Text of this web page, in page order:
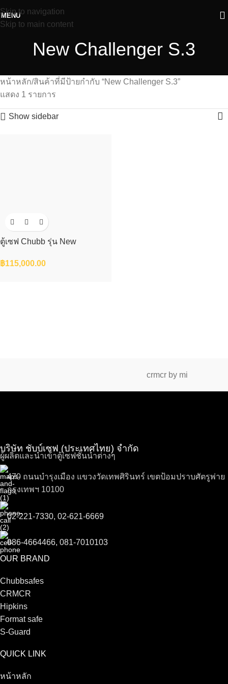
Skip to navigation
Skip to main content
MENU
New Challenger S.3
หน้าหลัก สินค้าที่มีป้ายกำกับ “new Challenger S.3”
แสดง 1 รายการ
Show sidebar
ตู้เซฟ Chubb รุ่น New
฿115,000.00
crmcr by mi
บริษัท ชับบ์เซฟ (ประเทศไทย) จำกัด
ผู้ผลิตและนำเข้าตู้เซฟชั้นนำต่างๆ
470 ถนนบำรุงเมือง แขวงวัดเทพศิรินทร์ เขตป้อมปราบศัตรูพ่าย
กรุงเทพฯ 10100
02-221-7330, 02-621-6669
086-4664466, 081-7010103
OUR BRAND
Chubbsafes
CRMCR
Hipkins
Format safe
S-Guard
QUICK LINK
หน้าหลัก